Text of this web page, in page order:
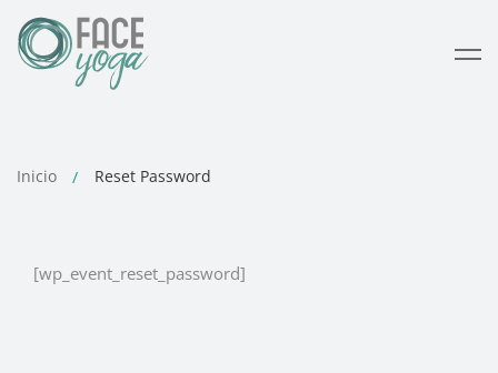
Inicio Reset Password
[wp_event_reset_password]